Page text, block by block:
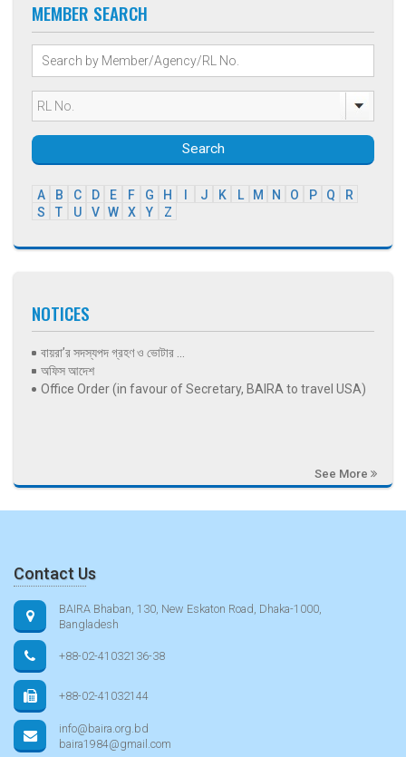
MEMBER SEARCH
Search
A B C D E F G H J K L M N O P Q
R
S
T U V W X Y Z
NOTICES
বায়রা’র সদস্যপদ গ্রহণ ও ভোটার ...
অফিস আদেশ
Office Order (in favour of Secretary, BAIRA to travel USA)
See More
Contact Us
BAIRA Bhaban, 130, New Eskaton Road, Dhaka-1000,
Bangladesh
+88-02-41032136-38
+88-02-41032144
info@baira.org.bd
baira1984@gmail.com